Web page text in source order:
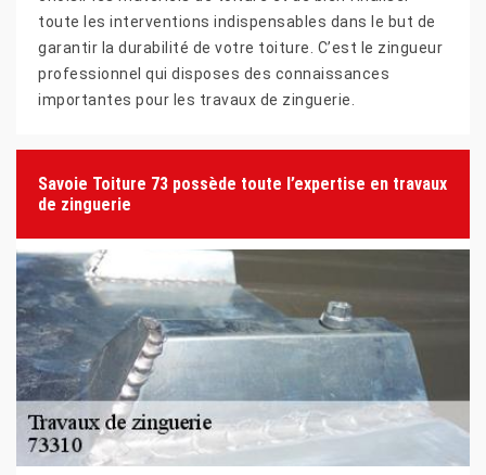
toute les interventions indispensables dans le but de
garantir la durabilité de votre toiture. C’est le zingueur
professionnel qui disposes des connaissances
importantes pour les travaux de zinguerie.
Savoie Toiture 73 possède toute l’expertise en travaux
de zinguerie